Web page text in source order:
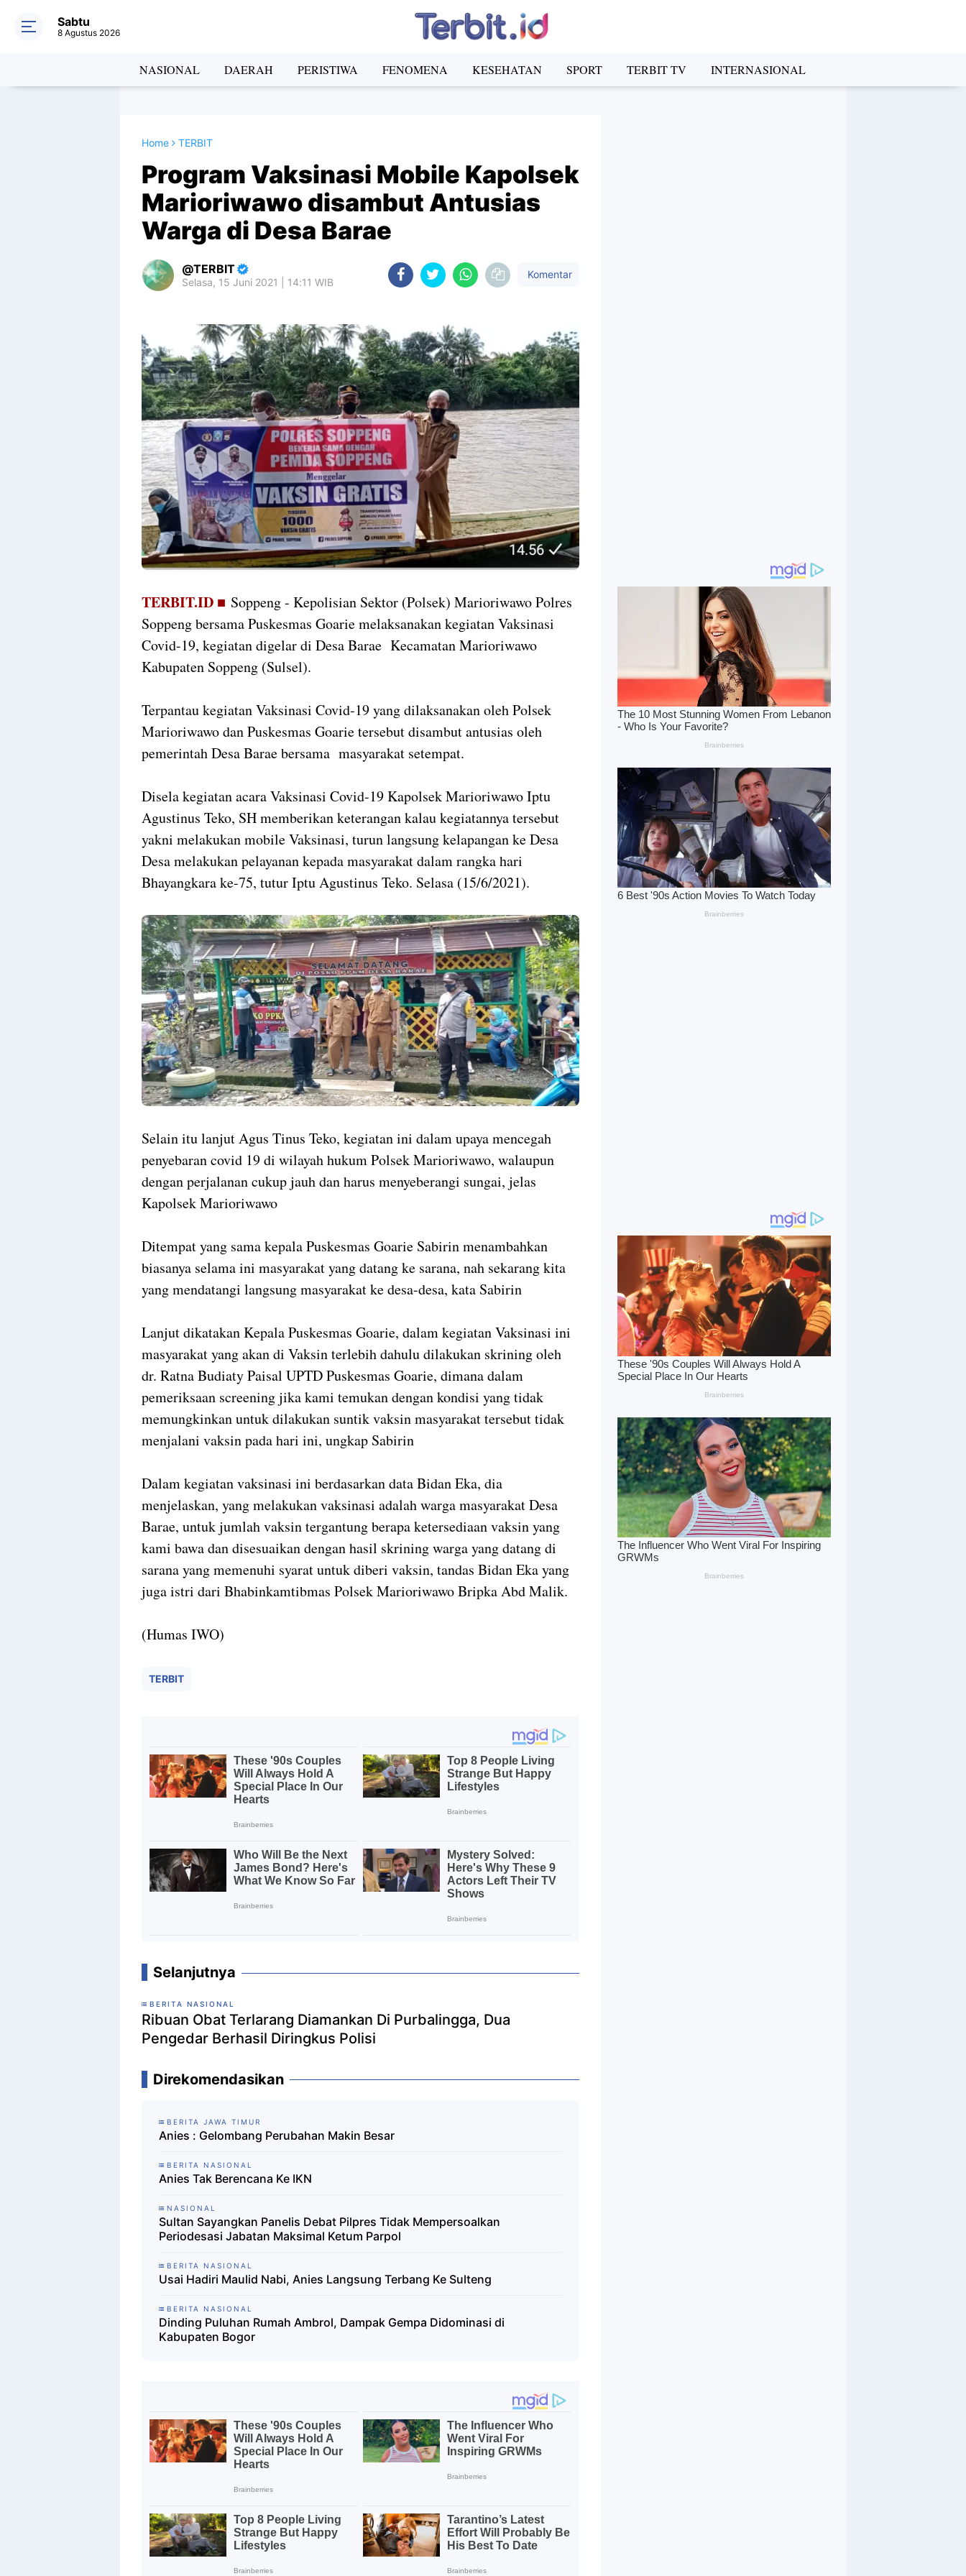
Sabtu
8 Agustus 2026
NASIONAL DAERAH PERISTIWA FENOMENA KESEHATAN SPORT TERBIT TV INTERNASIONAL
Home TERBIT
Program Vaksinasi Mobile Kapolsek
Marioriwawo disambut Antusias
Warga di Desa Barae
TERBIT
Selasa, 15 Juni 2021 | 14:11 WIB
Komentar
TERBIT.ID ■ Soppeng - Kepolisian Sektor (Polsek) Marioriwawo Polres
Soppeng bersama Puskesmas Goarie melaksanakan kegiatan Vaksinasi
Covid-19, kegiatan digelar di Desa Barae Kecamatan Marioriwawo
Kabupaten Soppeng (Sulsel).
Terpantau kegiatan Vaksinasi Covid-19 yang dilaksanakan oleh Polsek
Marioriwawo dan Puskesmas Goarie tersebut disambut antusias oleh
pemerintah Desa Barae bersama masyarakat setempat.
Disela kegiatan acara Vaksinasi Covid-19 Kapolsek Marioriwawo Iptu
Agustinus Teko, SH memberikan keterangan kalau kegiatannya tersebut
yakni melakukan mobile Vaksinasi, turun langsung kelapangan ke Desa
Desa melakukan pelayanan kepada masyarakat dalam rangka hari
Bhayangkara ke-75, tutur Iptu Agustinus Teko. Selasa (15/6/2021).
Selain itu lanjut Agus Tinus Teko, kegiatan ini dalam upaya mencegah
penyebaran covid 19 di wilayah hukum Polsek Marioriwawo, walaupun
dengan perjalanan cukup jauh dan harus menyeberangi sungai, jelas
Kapolsek Marioriwawo
Ditempat yang sama kepala Puskesmas Goarie Sabirin menambahkan
biasanya selama ini masyarakat yang datang ke sarana, nah sekarang kita
yang mendatangi langsung masyarakat ke desa-desa, kata Sabirin
Lanjut dikatakan Kepala Puskesmas Goarie, dalam kegiatan Vaksinasi ini
masyarakat yang akan di Vaksin terlebih dahulu dilakukan skrining oleh
dr. Ratna Budiaty Paisal UPTD Puskesmas Goarie, dimana dalam
pemeriksaan screening jika kami temukan dengan kondisi yang tidak
memungkinkan untuk dilakukan suntik vaksin masyarakat tersebut tidak
menjalani vaksin pada hari ini, ungkap Sabirin
Dalam kegiatan vaksinasi ini berdasarkan data Bidan Eka, dia
menjelaskan, yang melakukan vaksinasi adalah warga masyarakat Desa
Barae, untuk jumlah vaksin tergantung berapa ketersediaan vaksin yang
kami bawa dan disesuaikan dengan hasil skrining warga yang datang di
sarana yang memenuhi syarat untuk diberi vaksin, tandas Bidan Eka yang
juga istri dari Bhabinkamtibmas Polsek Marioriwawo Bripka Abd Malik.
(Humas IWO)
TERBIT
Selanjutnya
BERITA NASIONAL
Ribuan Obat Terlarang Diamankan Di Purbalingga, Dua
Pengedar Berhasil Diringkus Polisi
Direkomendasikan
BERITA JAWA TIMUR
Anies : Gelombang Perubahan Makin Besar
BERITA NASIONAL
Anies Tak Berencana Ke IKN
NASIONAL
Sultan Sayangkan Panelis Debat Pilpres Tidak Mempersoalkan
Periodesasi Jabatan Maksimal Ketum Parpol
BERITA NASIONAL
Usai Hadiri Maulid Nabi, Anies Langsung Terbang Ke Sulteng
BERITA NASIONAL
Dinding Puluhan Rumah Ambrol, Dampak Gempa Didominasi di
Kabupaten Bogor